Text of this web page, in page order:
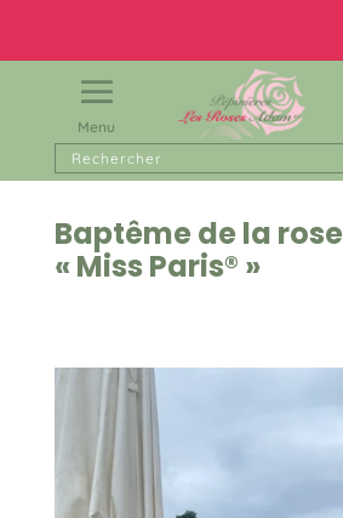
Menu
Baptême de la rose
« Miss Paris® »